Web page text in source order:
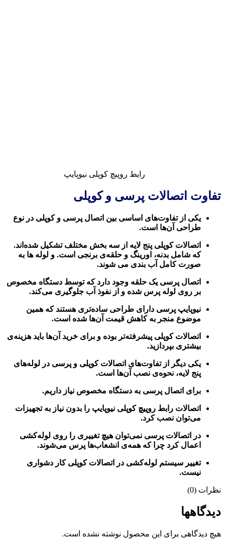
رابط روپیچ کوپلی نیوپایپ
تفاوت اتصالات پرسی و کوپلی
یکی از تفاوت‌های اساسی بین اتصال پرسی و کوپلی در نوع
طراحی آن‌ها است.
اتصالات کوپلی پنج لایه از سه بخش مختلف تشکیل شده‌اند.
که شامل بدنه، اورینگ و حلقه‌ی برنجی است. و لوله ها به
صورت کامل آب بندی می شوند.
اتصال پرسی یک حلقه وجود دارد که توسط دستگاه مخصوص
بر روی لوله پرس شده و از نفوذ آب جلوگیری می‌کند.
نیوپایپ پرسی دارای طراحی ساده‌تری هستند که همین
موضوع منجر به کاهش قیمت آن‌ها شده است.
اتصالات کوپلی پیشرفته‌تر بوده و برای خرید آن‌ها باید هزینه‌ی
بیشتری بپردازید.
یکی دیگر از تفاوت‌های اتصالات کوپلی و پرسی در لوله‌های
پنج لایه، نحوه‌ی نصب آن‌ها است.
برای اتصال پرسی به دستگاه مخصوص نیاز داریم.
اتصالات رابط روپیچ کوپلی نیوپایپ را بدون نیاز به تجهیزات
می‌توان نصب کرد.
در اتصالات پرسی نمی‌توان هیچ تغییری را روی لوله‌کشی
اعمال کرد چرا که همه‌ی انشعاب‌ها پرس می‌شوند.
تغییر سیستم لوله‌کشی در اتصالات کوپلی کار دشواری
نیست.
نظرات (0)
دیدگاهها
هیچ دیدگاهی برای این محصول نوشته نشده است.